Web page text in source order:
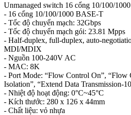
Unmanaged switch 16 cổng 10/100/
- 16 cổng 10/100/1000 BASE-T
- Tốc độ chuyển mạch: 32Gbps
- Tốc độ chuyển mạch gói: 23.81 Mpps
- Half-duplex, full-duplex, auto-
MDI/MDIX
- Nguồn 100-240V AC
- MAC: 8K
- Port Mode: “Flow Control On”, “Flow
Isolation”, “Extend Data Transmission-
- Nhiệt độ hoạt động: 0°C~45°C
- Kích thước: 280 x 126 x 44mm
- Chất liệu: vỏ nhựa